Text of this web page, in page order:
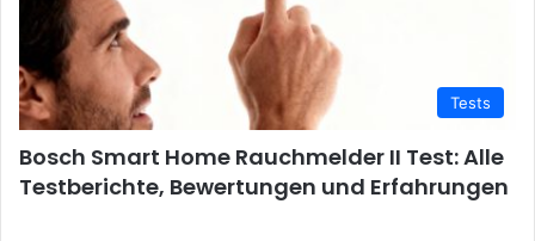
Tests
Bosch Smart Home Rauchmelder II Test: Alle
Testberichte, Bewertungen und Erfahrungen